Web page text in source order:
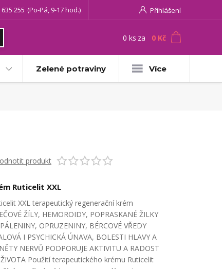
Přihlášení
255 (Po-Pá, 9-17 hod.)
0 ks za 0 Kč
Zelené potraviny Více
produkt
Ruticelit XXL
XXL terapeutický regenerační krém
ŽÍLY, HEMOROIDY, POPRASKANÉ ŽILKY
OPRUZENINY, BÉRCOVÉ VŘEDY
I PSYCHICKÁ ÚNAVA, BOLESTI HLAVY A
NERVŮ PODPORUJE AKTIVITU A RADOST
Použití terapeutického krému Ruticelit